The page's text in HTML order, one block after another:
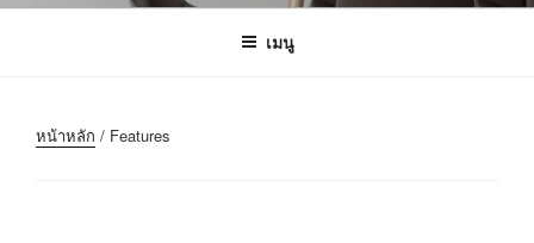
เมนู
หน้าหลัก / Features